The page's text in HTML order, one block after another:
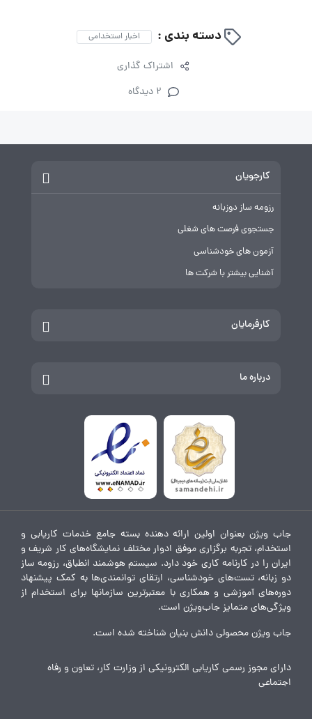
دسته بندی : اخبار استخدامی
اشتراک گذاری
2 دیدگاه
کارجویان
رزومه ساز دوزبانه
جستجوی فرصت های شغلی
آزمون های خودشناسی
آشنایی بیشتر با شرکت ها
کارفرمایان
درباره ما
جاب ویژن بعنوان اولین ارائه دهنده بسته جامع خدمات کاریابی و
استخدام، تجربه برگزاری موفق ادوار مختلف نمایشگاه‌های کار شریف و
ایران را در کارنامه کاری خود دارد. سیستم هوشمند انطباق، رزومه ساز
دو زبانه، تست‌های خودشناسی، ارتقای توانمندی‌ها به کمک پیشنهاد
دوره‌های آموزشی و همکاری با معتبرترین سازمانها برای استخدام از
ویژگی‌های متمایز جاب‌ویژن است.
جاب ویژن محصولی دانش بنیان شناخته شده است.
دارای مجوز رسمی کاریابی الکترونیکی از وزارت کار، تعاون و رفاه
اجتماعی